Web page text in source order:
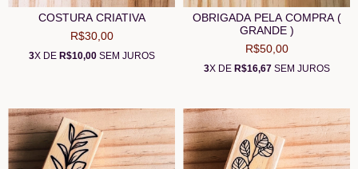
COSTURA CRIATIVA
R$30,00
3X DE R$10,00SEM JUROS
OBRIGADA PELA COMPRA (
GRANDE )
R$50,00
3X DE R$16,67SEM JUROS